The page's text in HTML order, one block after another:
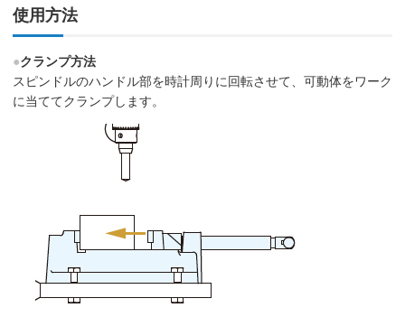
使用方法
●クランプ方法
スピンドルのハンドル部を時計周りに回転させて、可動体をワーク
に当ててクランプします。